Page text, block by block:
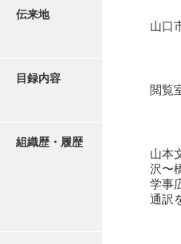
荒瀬家文書（防府
阿武家文書（山口
伝来地
山口
目録内容
閲覧
組織歴・履歴
山本
沢〜
学事
通訳